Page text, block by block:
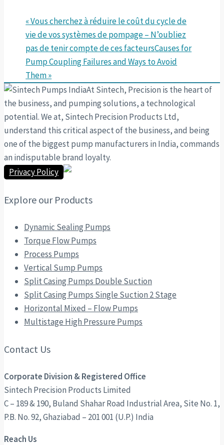
« Vous cherchez à réduire le coût du cycle de
vie de vos systèmes de pompage – N’oubliez
pas de tenir compte de ces facteursCauses for
Pump Coupling Failures and Ways to Avoid
Them »
At Sintech, Precision is the heart of
the business, and pumping solutions, a technological
potential. We at, Sintech Precision Products Ltd,
understand this critical aspect of the business, and being
one of the biggest pump manufacturers in India, commands
an indisputable brand loyalty.
Privacy Policy
Explore our Products
Dynamic Sealing Pumps
Torque Flow Pumps
Process Pumps
Vertical Sump Pumps
Split Casing Pumps Double Suction
Split Casing Pumps Single Suction 2 Stage
Horizontal Mixed – Flow Pumps
Multistage High Pressure Pumps
Contact Us
Corporate Division & Registered Office
Sintech Precision Products Limited
C – 189 & 190, Buland Shahar Road Industrial Area, Site No. 1,
P.B. No. 92, Ghaziabad – 201 001 (U.P.) India
Reach Us